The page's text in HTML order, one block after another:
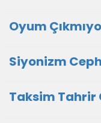
Oyum
Siyonizm
Taksim Tahrir